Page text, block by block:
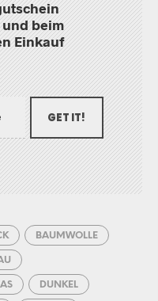
beim
Einkauf
GET IT!
BAUMWOLLE
DUNKEL